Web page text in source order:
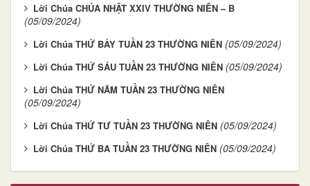
Lời Chúa CHÚA NHẬT XXIV THƯỜNG NIÊN – B
(05/09/2024)
Lời Chúa THỨ BẢY TUẦN 23 THƯỜNG NIÊN (05/09/2024)
Lời Chúa THỨ SÁU TUẦN 23 THƯỜNG NIÊN (05/09/2024)
Lời Chúa THỨ NĂM TUẦN 23 THƯỜNG NIÊN
(05/09/2024)
Lời Chúa THỨ TƯ TUẦN 23 THƯỜNG NIÊN (05/09/2024)
Lời Chúa THỨ BA TUẦN 23 THƯỜNG NIÊN (05/09/2024)